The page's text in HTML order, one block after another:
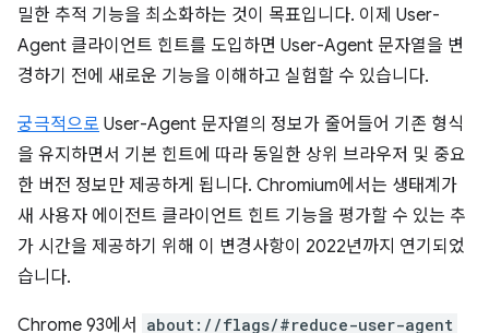
밀한 추적 기능을 최소화하는 것이 목표입니다. 이제 User-
Agent 클라이언트 힌트를 도입하면 User-Agent 문자열을 변
경하기 전에 새로운 기능을 이해하고 실험할 수 있습니다.
궁극적으로 User-Agent 문자열의 정보가 줄어들어 기존 형식
을 유지하면서 기본 힌트에 따라 동일한 상위 브라우저 및 중요
한 버전 정보만 제공하게 됩니다. Chromium에서는 생태계가
새 사용자 에이전트 클라이언트 힌트 기능을 평가할 수 있는 추
가 시간을 제공하기 위해 이 변경사항이 2022년까지 연기되었
습니다.
Chrome 93에서 about://flags/#reduce-user-agent